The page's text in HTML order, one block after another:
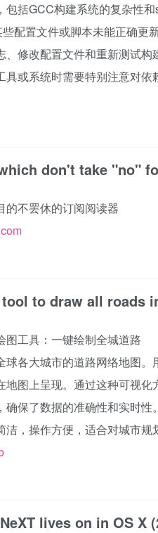
包括GCC构建系统的复杂性
配置文件或脚本未能正确更
、修改配置文件和重新测试
或系统时需要特别注意对依
don't take "no"
的不罢休的订阅阅读器
to draw all roads
图工具：一键绘制全城道路
球各大城市的道路网络地图
地图上呈现。通过这种可视
确保了数据的准确性和实时
，操作方便，适合对城市规
lives on in OS X